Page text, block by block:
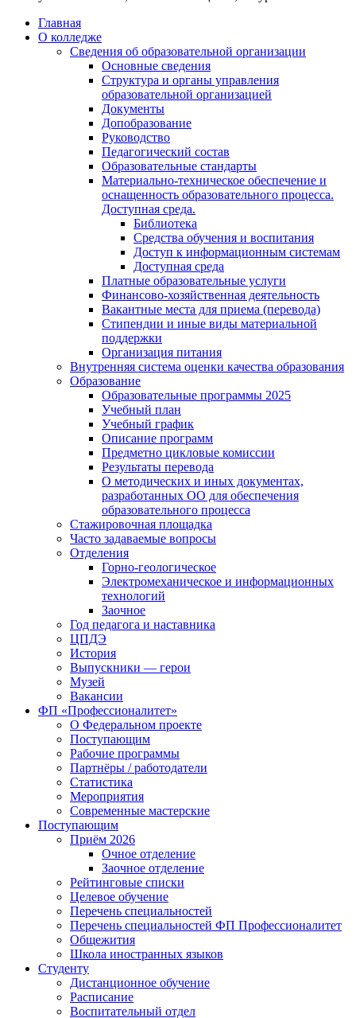
Главная
О колледже
Сведения об образовательной организации
Основные сведения
Структура и органы управления
образовательной организацией
Документы
Допобразование
Руководство
Педагогический состав
Образовательные стандарты
Материально-техническое обеспечение и
оснащенность образовательного процесса.
Доступная среда.
Библиотека
Средства обучения и воспитания
Доступ к информационным системам
Доступная среда
Платные образовательные услуги
Финансово-хозяйственная деятельность
Вакантные места для приема (перевода)
Стипендии и иные виды материальной
поддержки
Организация питания
Внутренняя система оценки качества образования
Образование
Образовательные программы 2025
Учебный план
Учебный график
Описание программ
Предметно цикловые комиссии
Результаты перевода
О методических и иных документах,
разработанных ОО для обеспечения
образовательного процесса
Стажировочная площадка
Часто задаваемые вопросы
Отделения
Горно-геологическое
Электромеханическое и информационных
технологий
Заочное
Год педагога и наставника
ЦПДЭ
История
Выпускники — герои
Музей
Вакансии
ФП «Профессионалитет»
О Федеральном проекте
Поступающим
Рабочие программы
Партнёры / работодатели
Статистика
Мероприятия
Современные мастерские
Поступающим
Приём 2026
Очное отделение
Заочное отделение
Рейтинговые списки
Целевое обучение
Перечень специальностей
Перечень специальностей ФП Профессионалитет
Общежития
Школа иностранных языков
Студенту
Дистанционное обучение
Расписание
Воспитательный отдел